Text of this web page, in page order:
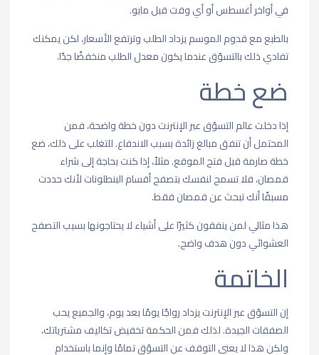
في أواخر أغسطس أو أي وقت قبل مايو.
بالطبع مع قدوم الموسم يزداد الطلب وترتفع الأسعار، لكن يمكنك
تفادي ذلك بالتسوّق عندما يكون معدل الطلب منخفضًا جدًا.
ضع خطة
إذا دخلت عالم التسوّق عبر الإنترنت دون خطة واضحة، فمن
المحتمل أن تنفق مبالغ زائدة بسبب الاندفاع. للتغلب على ذلك، ضع
خطة صارمة قبل فتح الموقع. مثلاً، إذا كنت بحاجة إلى شراء
قمصان، فلا تسمح لنفسك بتصفح أقسام البنطلونات لأنك حددت
مسبقًا أنك تبحث عن قمصان فقط.
هذا مثالي لمن ينفقون كثيرًا على أشياء لا يحتاجونها بسبب التصفح
العشوائي دون هدف واضح.
الخاتمة
إن التسوّق عبر الإنترنت يزداد رواجًا يومًا بعد يوم، والجميع يحب
الصفقات الجيدة. لذلك فمن الحكمة تخفيض تكاليف مشترياتك،
ولكن هذا لا يعني التوقف عن التسوّق تمامًا وإنما باستخدام